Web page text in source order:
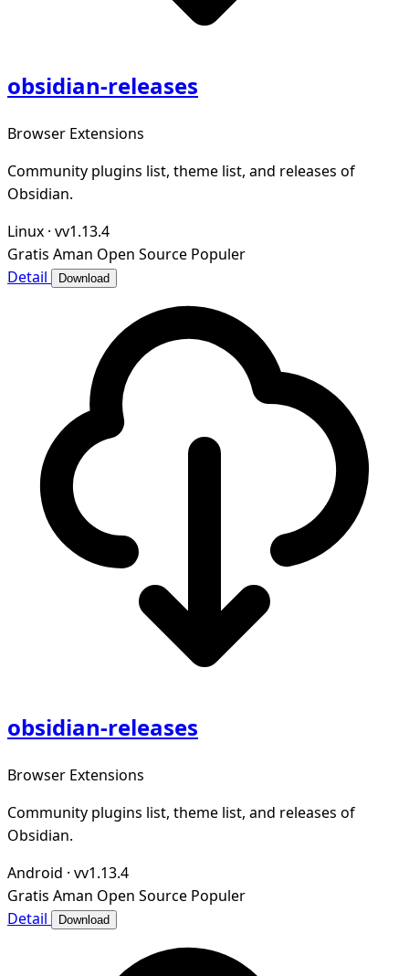
obsidian-releases
Browser Extensions
Community plugins list, theme list, and releases of
Obsidian.
Linux · vv1.13.4
Gratis Aman Open Source Populer
Detail
Download
obsidian-releases
Browser Extensions
Community plugins list, theme list, and releases of
Obsidian.
Android · vv1.13.4
Gratis Aman Open Source Populer
Detail
Download